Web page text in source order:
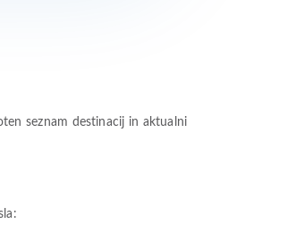
seznam destinacij in aktualni